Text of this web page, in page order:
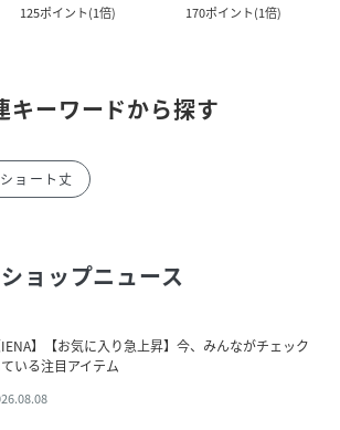
125ポイント(1倍)
170ポイント(1倍)
キーワードから探す
ショート丈
ショップニュース
IENA】【お気に入り急上昇】今、みんながチェック
いる注目アイテム